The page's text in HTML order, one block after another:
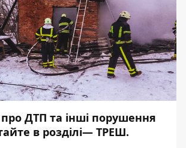
ДТП та інші порушення
в розділі— ТРЕШ.